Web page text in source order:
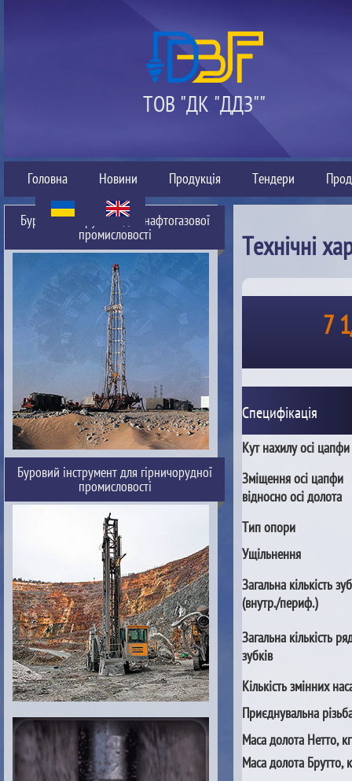
ТОВ "ДК "ДДЗ""
Головна Новини Продукція Тендери
Буровий інструмент для нафтогазової
промисловості
Буровий інструмент для гірничорудної
промисловості
Технічні
7
Специфікація
Кут нахилу осі цапфи
Зміщення осі цапфи
відносно осі долота
Тип опори
Ущільнення
Загальна кількість
(внутр./периф.)
Загальна кількість
зубків
Кількість змінних
Приєднувальна
Маса долота Нетто, кг
Маса долота Брутто,